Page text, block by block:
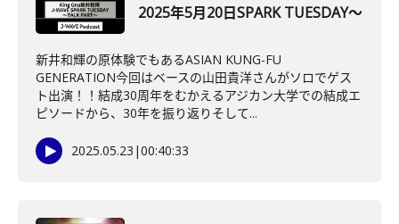
2025年5月20日SPARK TUESDAY～
新井和輝の原体験でもあるASIAN KUNG-FU
GENERATION今回はベースの山田貴洋さんがソロでゲス
ト出演！！結成30周年をむかえるアジカン大学での結成エ
ピソードから、30年を振り返りそして...
2025.05.23 |00:40:33